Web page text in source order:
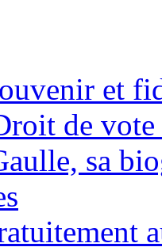
et
de vote
sa